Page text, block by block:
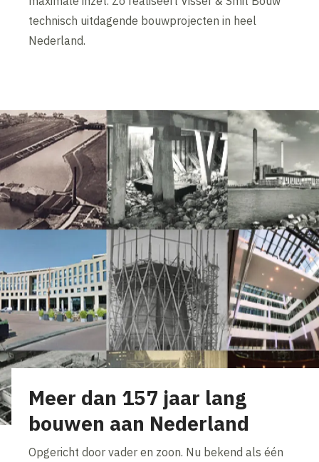
technisch uitdagende bouwprojecten in heel
Nederland.
Meer dan 157 jaar lang
bouwen aan Nederland
Opgericht door vader en zoon. Nu bekend als één